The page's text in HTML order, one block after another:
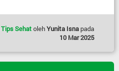
Tips SehatolehYunita Isna pada
10 Mar 2025